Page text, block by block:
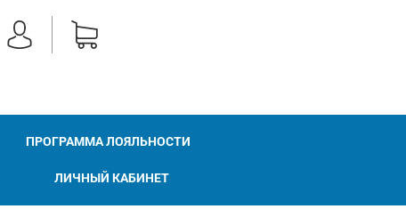
ПРОГРАММА ЛОЯЛЬНОСТИ
ЛИЧНЫЙ КАБИНЕТ